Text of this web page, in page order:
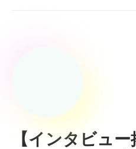
【インタビュ